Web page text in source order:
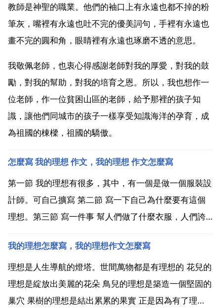
教師是神聖的職業。他們的袖口上有永遠也都不掉的粉
筆灰，嘴裡有永遠也吐不完的優美詞句，手裡有永遠也
畫不完的圓和角，眼睛裡有永遠也琢磨不透的意思。
我敬佩老師，也衷心得感謝老師對我的厚愛，對我的鼓
勵，對我的幫助，對我的培育之恩。所以，我也想作一
位老師，作一位貧困山區的老師，給予那裡的孩子知
識，讓他們同城市的孩子一樣享受知識海洋的孕育，成
為祖國的棟樑，祖國的驕傲。
怎麼寫 我的理想 作文，我的理想 作文怎麼寫
第一節 我的理想有很多，其中，有一個是做一個服裝設
計師。可自己擴寫 第二節 寫一下自己為什麼要有這個
理想。第三節 寫一件事 幫人們做了什麼衣服，人們誇
自己體驗到了服裝設計師們的辛苦。我，想成為一名服
裝設計師。愛美之心人皆有之，我想服裝設計在未來物
質高...
我的理想怎麼寫，我的理想作文怎麼寫
理想是人生導航的燈塔。世間萬物都是有理想的 花兒的
理想是綻放出美麗的花朵 鳥兒的理想是築造一個堅固的
巢穴 果樹的理想是結出累累的果實 正是因為有了理